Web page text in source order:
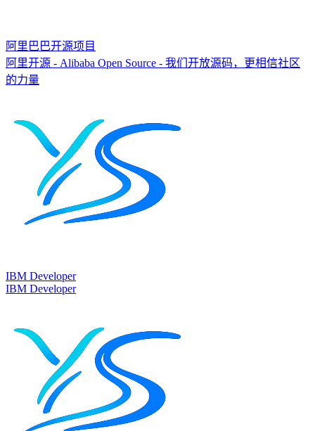
阿里巴巴开源项目
阿里开源 - Alibaba Open Source - 我们开放源码，更相信社区
的力量
IBM Developer
IBM Developer